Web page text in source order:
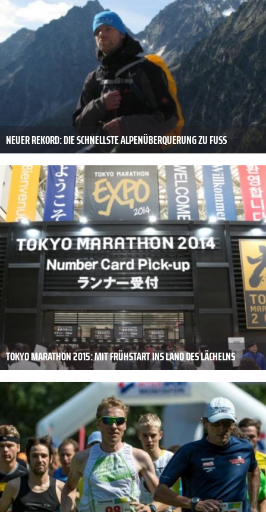
NEUER REKORD: DIE SCHNELLSTE ALPENÜBERQUERUNG ZU FUSS
TOKYO MARATHON 2015: MIT FRÜHSTART INS LAND DES LÄCHELNS